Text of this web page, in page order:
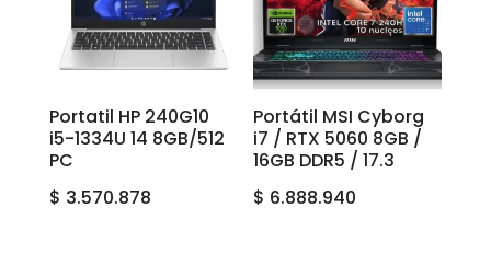
Portatil HP 240G10
i5-1334U 14 8GB/512
PC
$ 3.570.878
Portátil MSI Cyborg
i7 / RTX 5060 8GB /
16GB DDR5 / 17.3
$ 6.888.940